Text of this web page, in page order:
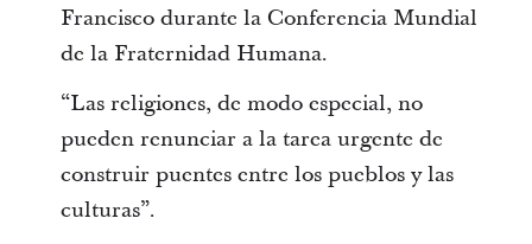
Francisco durante la Conferencia Mundial
de la Fraternidad Humana.
“Las religiones, de modo especial, no
pueden renunciar a la tarea urgente de
construir puentes entre los pueblos y las
culturas”.